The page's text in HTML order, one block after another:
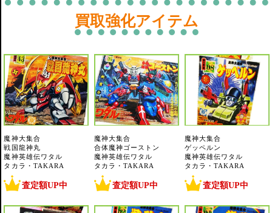
買取強化アイテム
魔神大集合
戦国龍神丸
魔神英雄伝ワタル
タカラ・TAKARA
査定額UP中
魔神大集合
合体魔神ゴーストン
魔神英雄伝ワタル
タカラ・TAKARA
査定額UP中
魔神大集合
ゲッペルン
魔神英雄伝ワタル
タカラ・TAKARA
査定額UP中